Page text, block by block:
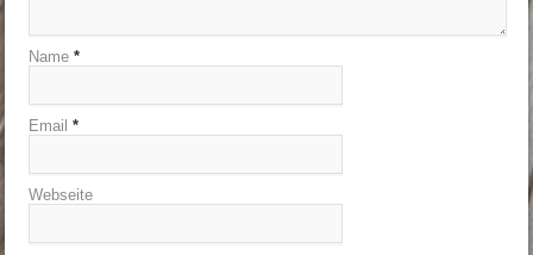
Name *
Email *
Webseite